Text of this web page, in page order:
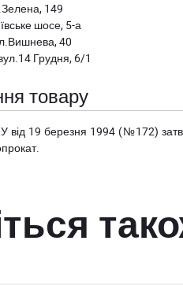
149
шосе, 5-а
40
Грудня, 6/1
товару
від 19 березня 1994 (№172)